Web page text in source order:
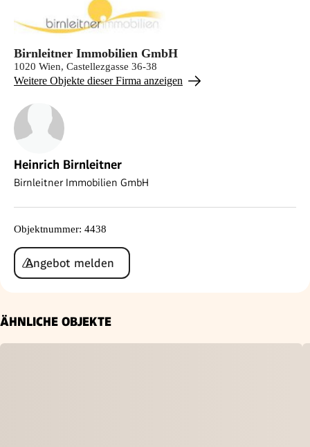
Birnleitner Immobilien GmbH
1020 Wien, Castellezgasse 36-38
Weitere Objekte dieser Firma anzeigen
Heinrich Birnleitner
Birnleitner Immobilien GmbH
Objektnummer: 4438
Angebot melden
ÄHNLICHE OBJEKTE